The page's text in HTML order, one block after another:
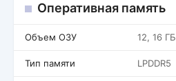
Оперативная память
Объем ОЗУ 12, 16 ГБ
Тип памяти LPDDR5